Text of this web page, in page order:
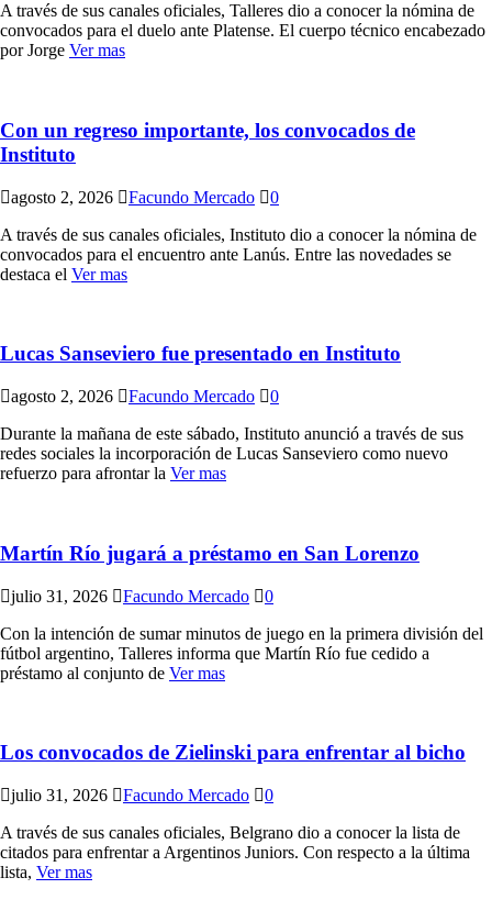
A través de sus canales oficiales, Talleres dio a conocer la nómina de
convocados para el duelo ante Platense. El cuerpo técnico encabezado
por Jorge Ver mas
Con un regreso importante, los convocados de
Instituto
agosto 2, 2026 Facundo Mercado
0
A través de sus canales oficiales, Instituto dio a conocer la nómina de
convocados para el encuentro ante Lanús. Entre las novedades se
destaca el Ver mas
Lucas Sanseviero fue presentado en Instituto
agosto 2, 2026 Facundo Mercado
0
Durante la mañana de este sábado, Instituto anunció a través de sus
redes sociales la incorporación de Lucas Sanseviero como nuevo
refuerzo para afrontar la Ver mas
Martín Río jugará a préstamo en San Lorenzo
julio 31, 2026 Facundo Mercado
0
Con la intención de sumar minutos de juego en la primera división del
fútbol argentino, Talleres informa que Martín Río fue cedido a
préstamo al conjunto de Ver mas
Los convocados de Zielinski para enfrentar al bicho
julio 31, 2026 Facundo Mercado
0
A través de sus canales oficiales, Belgrano dio a conocer la lista de
citados para enfrentar a Argentinos Juniors. Con respecto a la última
lista, Ver mas